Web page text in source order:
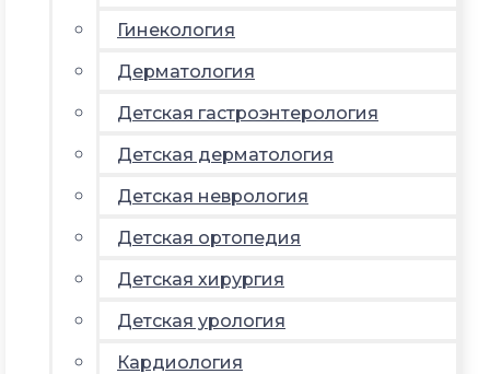
Гинекология
Дерматология
Детская гастроэнтерология
Детская дерматология
Детская неврология
Детская ортопедия
Детская хирургия
Детская урология
Кардиология